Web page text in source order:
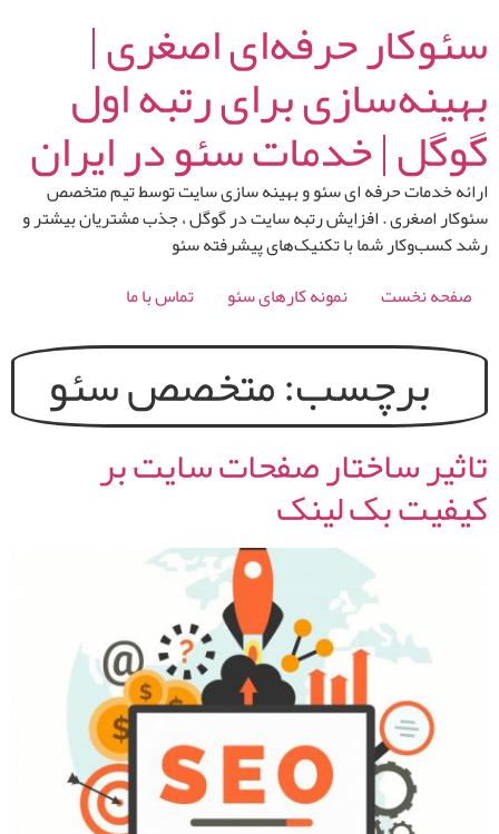
به
محتوا
سئوکار حرفه‌ای اصغری |
بهینه‌سازی برای رتبه اول
گوگل | خدمات سئو در ایران
ارائه خدمات حرفه ای سئو و بهینه سازی سایت توسط تیم متخصص
سئوکار اصغری . افزایش رتبه سایت در گوگل ، جذب مشتریان بیشتر و
رشد کسب‌وکار شما با تکنیک‌های پیشرفته سئو
صفحه نخست
نمونه کارهای سئو تماس با ما
برچسب:متخصص سئو
تاثیر ساختار صفحات سایت بر
کیفیت بک لینک